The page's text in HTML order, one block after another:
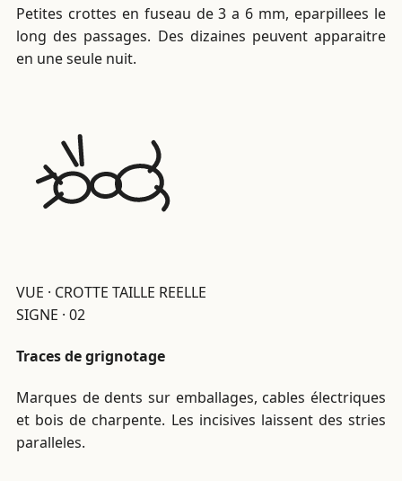
Petites crottes en fuseau de 3 a 6 mm, eparpillees le
long des passages. Des dizaines peuvent apparaitre
en une seule nuit.
VUE · CROTTE TAILLE REELLE
SIGNE · 02
Traces de grignotage
Marques de dents sur emballages, cables électriques
et bois de charpente. Les incisives laissent des stries
paralleles.